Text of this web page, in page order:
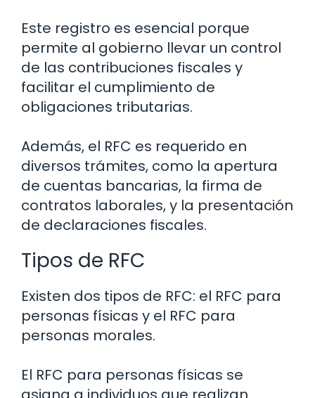
Este registro es esencial porque
permite al gobierno llevar un control
de las contribuciones fiscales y
facilitar el cumplimiento de
obligaciones tributarias.
Además, el RFC es requerido en
diversos trámites, como la apertura
de cuentas bancarias, la firma de
contratos laborales, y la presentación
de declaraciones fiscales.
Tipos de RFC
Existen dos tipos de RFC: el RFC para
personas físicas y el RFC para
personas morales.
El RFC para personas físicas se